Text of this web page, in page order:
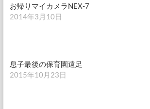
お帰りマイカメラNEX-7
2014年3月10日
息子最後の保育園遠足
2015年10月23日